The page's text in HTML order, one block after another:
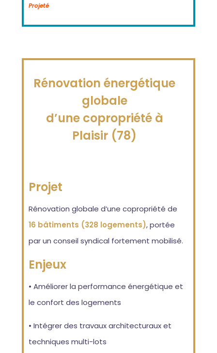
Projeté
Rénovation énergétique
globale
d’une copropriété à
Plaisir (78)
Projet
Rénovation globale d’une copropriété de
16 bâtiments (328 logements), portée
par un conseil syndical fortement mobilisé.
Enjeux
• Améliorer la performance énergétique et
le confort des logements
• Intégrer des travaux architecturaux et
techniques multi-lots